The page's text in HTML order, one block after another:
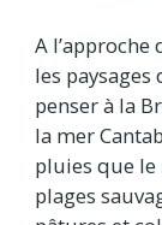
A l’approche
les paysages
penser à la
la mer
pluies que le
plages